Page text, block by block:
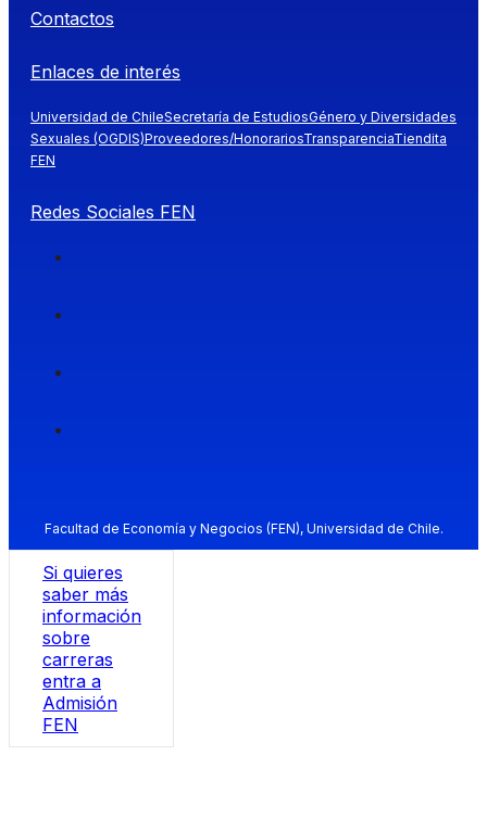
Contactos
Enlaces de interés
Universidad de ChileSecretaría de EstudiosGénero y Diversidades
Sexuales (OGDIS)Proveedores/HonorariosTransparenciaTiendita
FEN
Redes Sociales FEN
Facultad de Economía y Negocios (FEN), Universidad de Chile.
Si quieres
saber más
información
sobre
carreras
entra a
Admisión
FEN